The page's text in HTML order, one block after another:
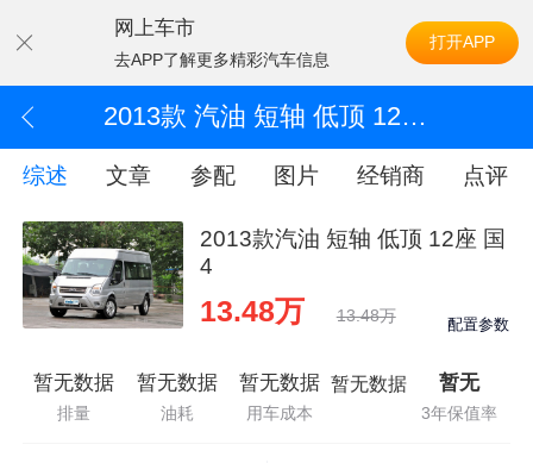
网上车市
去APP了解更多精彩汽车信息
打开APP
2013款 汽油 短轴 低顶 12座 国4
综述 文章 参配 图片 经销商 点评
2013款汽油 短轴 低顶 12座 国
4
13.48万 13.48万 配置参数
暂无数据
排量
暂无数据
油耗
暂无数据
用车成本
暂无数据 暂无
3年保值率